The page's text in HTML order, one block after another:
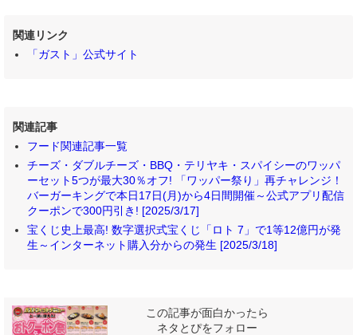
関連リンク
「ガスト」公式サイト
関連記事
フード関連記事一覧
チーズ・ダブルチーズ・BBQ・テリヤキ・スパイシーのワッパ
ーセット5つが最大30％オフ! 「ワッパー祭り」再チャレンジ！
バーガーキングで本日17日(月)から4日間開催～公式アプリ配信
クーポンで300円引き! [2025/3/17]
宝くじ史上最高! 数字選択式宝くじ「ロト 7」で1等12億円が発
生～インターネット購入分からの発生 [2025/3/18]
この記事が面白かったら
ネタとぴをフォロー